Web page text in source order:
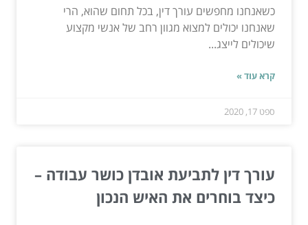
כשאנחנו מחפשים עורך דין, בכל תחום שהוא, הרי
שאנחנו יכולים למצוא מגוון רחב של אנשי מקצוע
שיכולים לייצג...
קרא עוד »
ספט 17, 2020
עורך דין לתביעת אובדן כושר עבודה –
כיצד בוחרים את האיש הנכון